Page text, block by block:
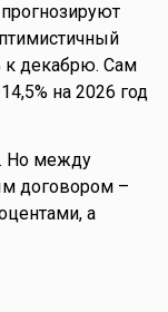
к декабрю. Сам
на 2026 год
Но между
договором –
а